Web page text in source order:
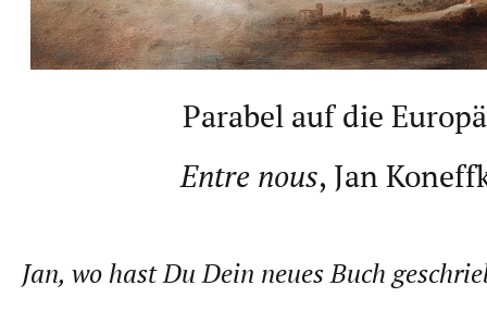
Parabel auf die
Entre nous, Jan
Jan, wo hast Du Dein neues Buch